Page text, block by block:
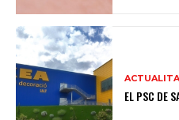
EL PSC DE